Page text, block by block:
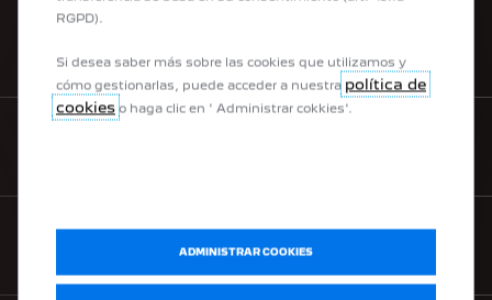
SOLICITAR TEST DRIVE
RGPD).
Si desea saber más sobre las cookies que utilizamos y
cómo gestionarlas, puede acceder a nuestra política de
cookies o haga clic en ' Administrar cokkies'.
ADMINISTRAR COOKIES